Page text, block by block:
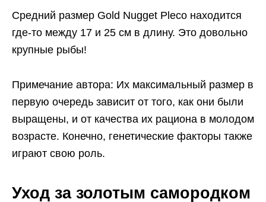
Средний размер Gold Nugget Pleco находится
где-то между 17 и 25 см в длину. Это довольно
крупные рыбы!
Примечание автора: Их максимальный размер в
первую очередь зависит от того, как они были
выращены, и от качества их рациона в молодом
возрасте. Конечно, генетические факторы также
играют свою роль.
Уход за золотым самородком